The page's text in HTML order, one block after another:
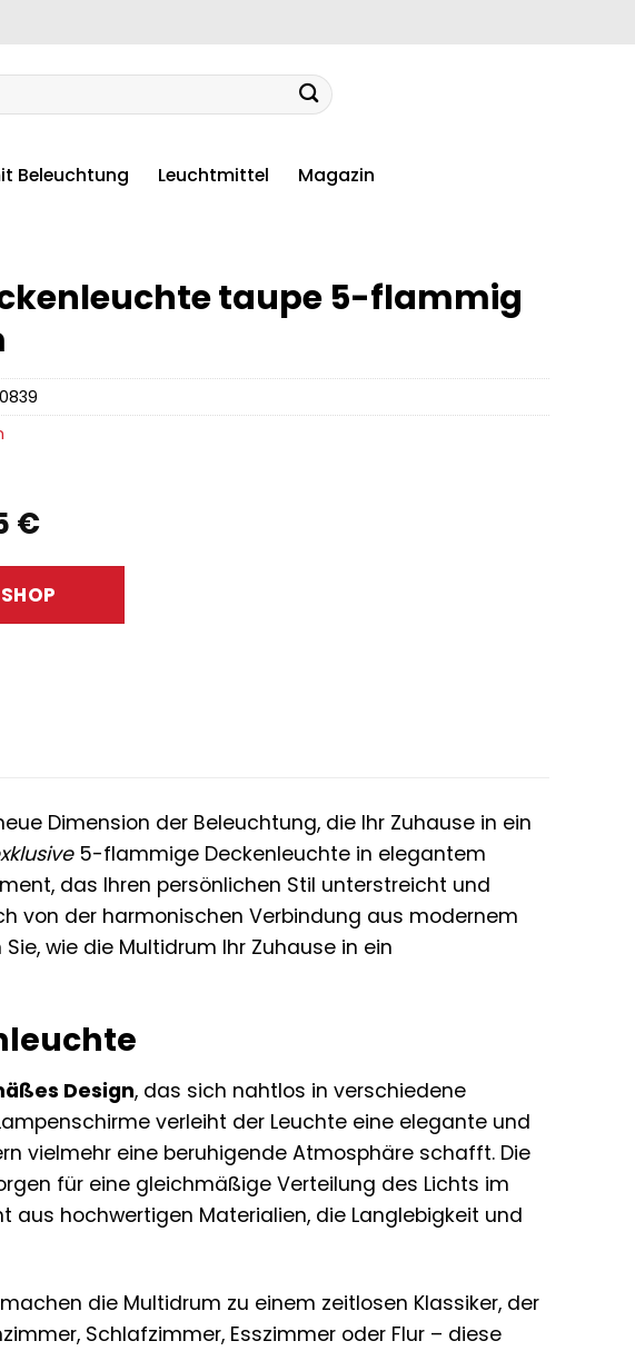
Beleuchtung Leuchtmittel Magazin
taupe 5-flammig
€
€Aktueller
ist:
84,95 €.
Dimension der Beleuchtung, die Ihr Zuhause in ein
5-flammige Deckenleuchte in elegantem
das Ihren persönlichen Stil unterstreicht und
von der harmonischen Verbindung aus modernem
wie die Multidrum Ihr Zuhause in ein
Design, das sich nahtlos in verschiedene
verleiht der Leuchte eine elegante und
vielmehr eine beruhigende Atmosphäre schafft. Die
für eine gleichmäßige Verteilung des Lichts im
hochwertigen Materialien, die Langlebigkeit und
die Multidrum zu einem zeitlosen Klassiker, der
Schlafzimmer, Esszimmer oder Flur – diese